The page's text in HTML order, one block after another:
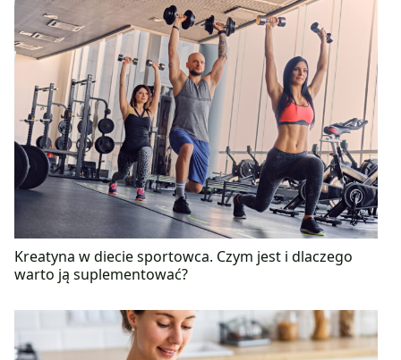
Kreatyna w diecie sportowca. Czym jest i dlaczego
warto ją suplementować?